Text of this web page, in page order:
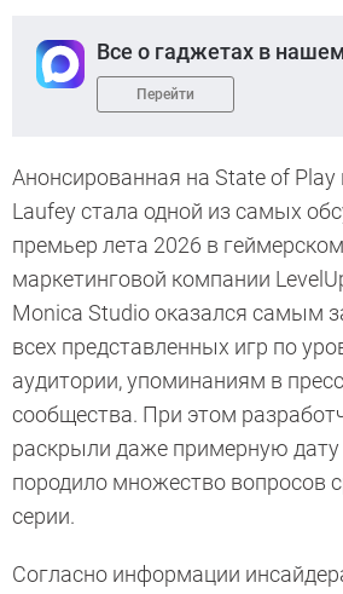
Все о гаджетах в
Перейти
Анонсированная на State of Play
Laufey стала одной из самых
премьер лета 2026 в
маркетинговой компании
Monica Studio оказался самым
всех представленных игр по
аудитории, упоминаниям в
сообщества. При этом
раскрыли даже примерную дату
породило множество вопросов
серии.
Согласно информации